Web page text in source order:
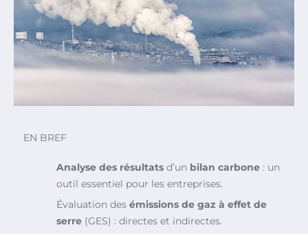
EN BREF
Analyse des résultats d’un bilan carbone : un
outil essentiel pour les entreprises.
Évaluation des émissions de gaz à effet de
serre (GES) : directes et indirectes.